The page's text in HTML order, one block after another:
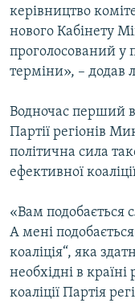
керівництво
нового Кабінету
проголосований у
терміни», – додав
Водночас перший
Партії регіонів
політична сила
ефективної
«Вам подобається
А мені
коаліція“, яка
необхідні в
коаліції Партія